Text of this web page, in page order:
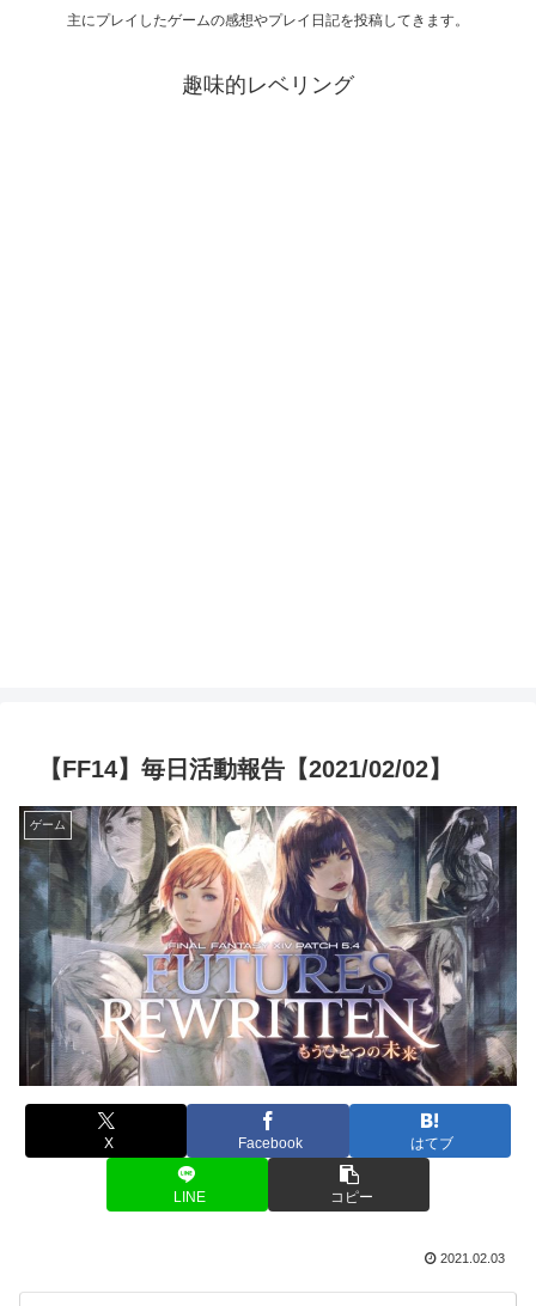
主にプレイしたゲームの感想やプレイ日記を投稿してきます。
趣味的レベリング
【FF14】毎日活動報告【2021/02/02】
ゲーム
X Facebook はてブ
LINE コピー
2021.02.03